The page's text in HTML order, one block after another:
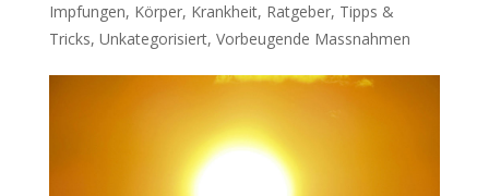
Impfungen, Körper, Krankheit, Ratgeber, Tipps &
Tricks, Unkategorisiert, Vorbeugende Massnahmen